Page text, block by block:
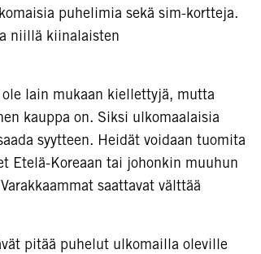
puhelimia sekä sim-kortteja.
niillä kiinalaisten
lain mukaan kiellettyjä, mutta
kauppa on. Siksi ulkomaalaisia
syytteen. Heidät voidaan tuomita
Etelä-Koreaan tai johonkin muuhun
saattavat välttää
pitää puhelut ulkomailla oleville